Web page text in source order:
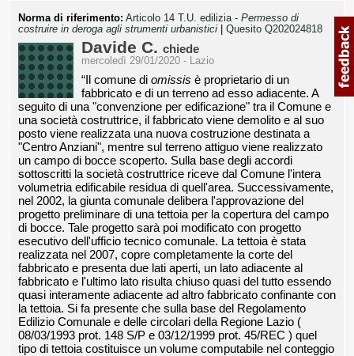
Norma di riferimento: Articolo 14 T.U. edilizia - Permesso di
costruire in deroga agli strumenti urbanistici
Quesito Q202024818
Davide C. chiede
mercoledì 29/01/2020 - Lazio
“Il comune di omissis è proprietario di un
fabbricato e di un terreno ad esso adiacente. A
seguito di una "convenzione per edificazione" tra il Comune e
una società costruttrice, il fabbricato viene demolito e al suo
posto viene realizzata una nuova costruzione destinata a
"Centro Anziani", mentre sul terreno attiguo viene realizzato
un campo di bocce scoperto. Sulla base degli accordi
sottoscritti la società costruttrice riceve dal Comune l'intera
volumetria edificabile residua di quell'area. Successivamente,
nel 2002, la giunta comunale delibera l'approvazione del
progetto preliminare di una tettoia per la copertura del campo
di bocce. Tale progetto sarà poi modificato con progetto
esecutivo dell'ufficio tecnico comunale. La tettoia è stata
realizzata nel 2007, copre completamente la corte del
fabbricato e presenta due lati aperti, un lato adiacente al
fabbricato e l'ultimo lato risulta chiuso quasi del tutto essendo
quasi interamente adiacente ad altro fabbricato confinante con
la tettoia. Si fa presente che sulla base del Regolamento
Edilizio Comunale e delle circolari della Regione Lazio (
08/03/1993 prot. 148 S/P e 03/12/1999 prot. 45/REC ) quel
tipo di tettoia costituisce un volume computabile nel conteggio